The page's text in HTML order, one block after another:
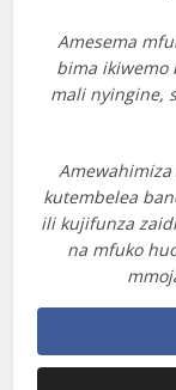
Amesema
bima ikiwemo
mali nyingine,
kutembelea
ili kujifunza
na mfuko